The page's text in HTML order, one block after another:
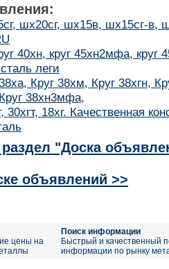
шх20сг, шх15в, шх15сг-в,
40хн, круг 45хн2мфа, круг
леги
Круг 38хм, Круг 38хгн,
38хн3мфа,
30хгт, 18хг. Качественная
"Доска
объявлений >>
цены на
Поиск информации
Быстрый и качественный
информации по рынку